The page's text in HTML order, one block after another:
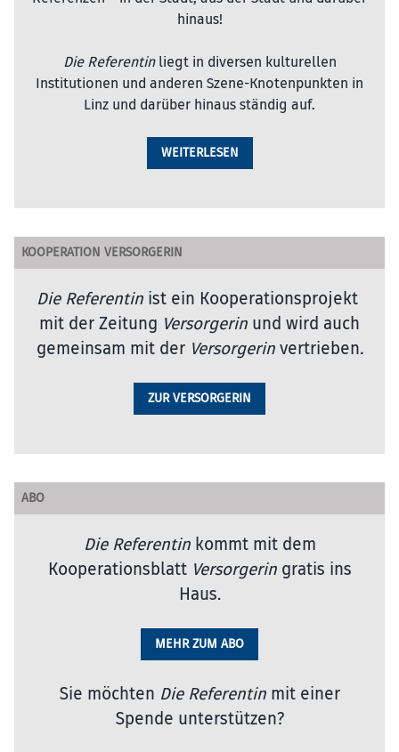
hinaus!
Die Referentinliegt in diversen kulturellen
Institutionen und anderen Szene-Knotenpunkten in
Linz und darüber hinaus ständig auf.
WEITERLESEN
KOOPERATION VERSORGERIN
Die Referentin ist ein Kooperationsprojekt
mit der Zeitung Versorgerin und wird auch
gemeinsam mit der Versorgerinvertrieben.
ZUR VERSORGERIN
ABO
Die Referentinkommt mit dem
Kooperationsblatt Versorgeringratis ins
Haus.
MEHR ZUM ABO
Sie möchten Die Referentinmit einer
Spende unterstützen?